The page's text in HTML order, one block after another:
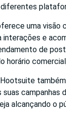
uma visão
interações e
de
horário
campanhas
alcançando o